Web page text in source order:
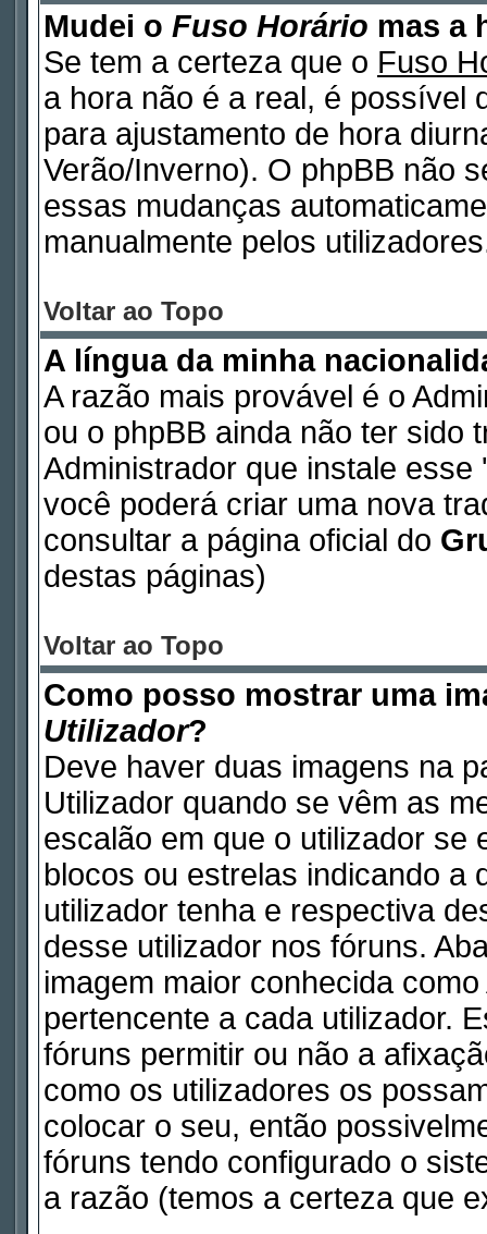
Mudei o Fuso Horário mas a
Se tem a certeza que o Fuso
a hora não é a real, é possível
para ajustamento de hora
Verão/Inverno). O phpBB não
essas mudanças
manualmente pelos
Voltar ao Topo
A língua da minha
A razão mais provável é o
ou o phpBB ainda não ter sido
Administrador que instale
você poderá criar uma nova
consultar a página oficial do
destas páginas)
Voltar ao Topo
Como posso mostrar uma
Utilizador?
Deve haver duas imagens na
Utilizador quando se vêm as
escalão em que o utilizador se
blocos ou estrelas indicando a
utilizador tenha e respectiva
desse utilizador nos fóruns.
imagem maior conhecida
pertencente a cada utilizador.
fóruns permitir ou não a
como os utilizadores os
colocar o seu, então
fóruns tendo configurado o
a razão (temos a certeza que